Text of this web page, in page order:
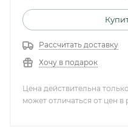
Рассчитать доставку
Хочу в подарок
Цена действительна
может отличаться от цен в